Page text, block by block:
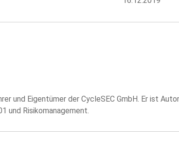
und Eigentümer der CycleSEC GmbH. Er ist
und Risikomanagement.